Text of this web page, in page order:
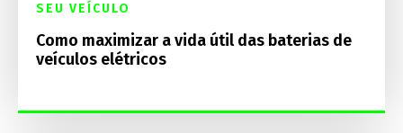
SEU VEÍCULO
Como maximizar a vida útil das baterias de
veículos elétricos